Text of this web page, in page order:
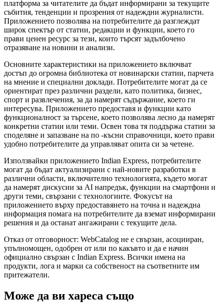
платформа за читателите да бъдат информирани за текущите
събития, тенденции и прозрения от надеждни журналисти.
Приложението позволява на потребителите да разглеждат
широк спектър от статии, редакции и функции, което го
прави ценен ресурс за тези, които търсят задълбочено
отразяване на новини и анализи.
Основните характеристики на приложението включват
достъп до огромна библиотека от новинарски статии, парчета
на мнение и специални доклади. Потребителите могат да се
ориентират през различни раздели, като политика, бизнес,
спорт и развлечения, за да намерят съдържание, което ги
интересува. Приложението предоставя и функции като
функционалност за търсене, което позволява лесно да намерят
конкретни статии или теми. Освен това тя поддържа статии за
споделяне и запазване на по -късни справочници, което прави
удобно потребителите да управляват опита си за четене.
Използвайки приложението Indian Express, потребителите
могат да бъдат актуализирани с най-новите разработки в
различни области, включително технологията, където могат
да намерят дискусии за AI напредък, функции на смартфони и
други теми, свързани с технологиите. Фокусът на
приложението върху предоставянето на точна и надеждна
информация помага на потребителите да вземат информирани
решения и да останат ангажирани с текущите дела.
Отказ от отговорност: WebCatalog не е свързан, асоцииран,
упълномощен, одобрен от или по какъвто и да е начин
официално свързан с Indian Express. Всички имена на
продукти, лога и марки са собственост на съответните им
притежатели.
Може да ви хареса също